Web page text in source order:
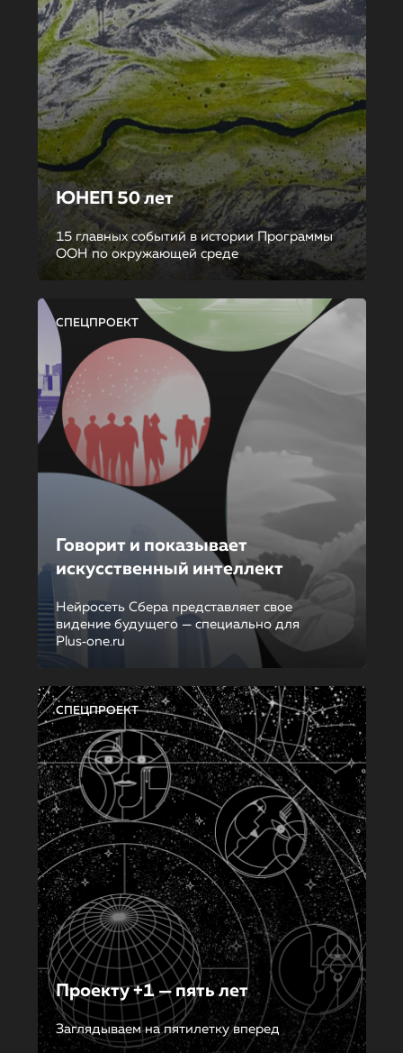
ЮНЕП 50 лет
15 главных событий в истории Программы
ООН по окружающей среде
СПЕЦПРОЕКТ
Говорит и показывает
искусственный интеллект
Нейросеть Сбера представляет свое
видение будущего — специально для
Plus‑one.ru
СПЕЦПРОЕКТ
Проекту +1 — пять лет
Заглядываем на пятилетку вперед